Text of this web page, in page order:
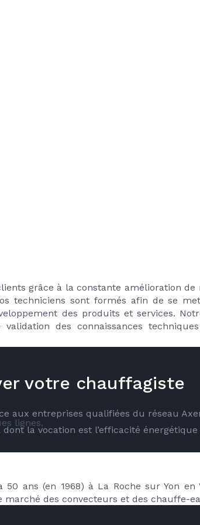
grâce à la constante amélioration
techniciens sont formés afin de se
des produits et services.
des connaissances
lignes.
ans (en 1968) à La Roche sur Yon en
marché des convecteurs et des chauffe-
votre chauffagiste
aux entreprises qualifiées du réseau
la vocation est l’efficacité énergétique